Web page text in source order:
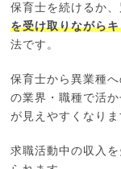
保育士を続けるか
を受け取りながら
法です。
保育士から異業種
の業界・職種で活
が見えやすくなりま
求職活動中の収入